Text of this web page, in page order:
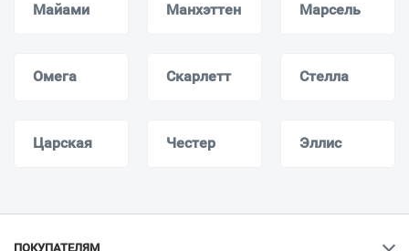
Майами Манхэттен Марсель
Омега Скарлетт Стелла
Царская Честер Эллис
ПОКУПАТЕЛЯМ